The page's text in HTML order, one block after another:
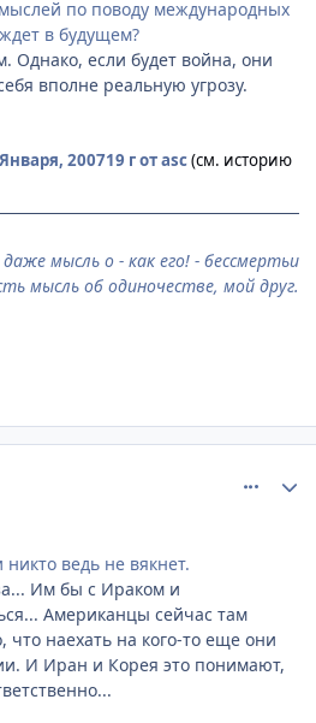
по поводу международных
в будущем?
Однако, если будет война, они
вполне реальную угрозу.
200719 гот asc(см. историю
мысль о - как его! - бессмертьи
мысль об одиночестве, мой друг.
ведь не вякнет.
Им бы с Ираком и
Американцы сейчас там
что наехать на кого-то еще они
И Иран и Корея это понимают,